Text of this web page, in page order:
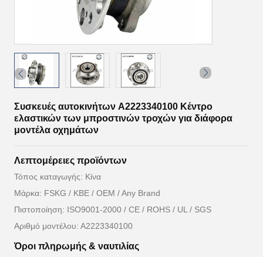
Συσκευές αυτοκινήτων A2223340100 Κέντρο
ελαστικών των μπροστινών τροχών για διάφορα
μοντέλα οχημάτων
Λεπτομέρειες προϊόντων
Τόπος καταγωγής: Κίνα
Μάρκα: FSKG / KBE / OEM / Any Brand
Πιστοποίηση: ISO9001-2000 / CE / ROHS / UL / SGS
Αριθμό μοντέλου: Α2223340100
Όροι πληρωμής & ναυτιλίας